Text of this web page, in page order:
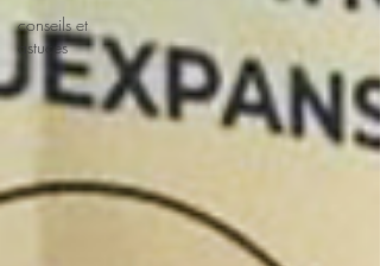
conseils et
astuces